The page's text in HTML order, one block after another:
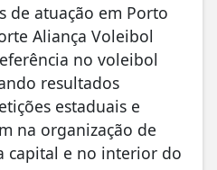
de atuação em Porto
Aliança Voleibol
no voleibol
resultados
estaduais e
na organização de
capital e no interior do